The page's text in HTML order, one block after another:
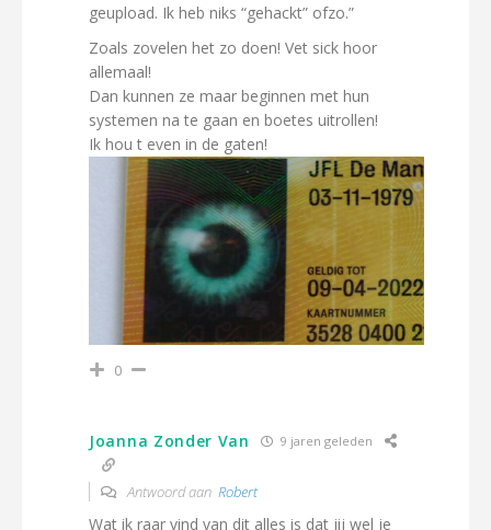
geupload. Ik heb niks “gehackt” ofzo.”
Zoals zovelen het zo doen! Vet sick hoor
allemaal!
Dan kunnen ze maar beginnen met hun
systemen na te gaan en boetes uitrollen!
Ik hou t even in de gaten!
0
Joanna Zonder Van 9 jaren geleden
Antwoord aan Robert
Wat ik raar vind van dit alles is dat jij wel je